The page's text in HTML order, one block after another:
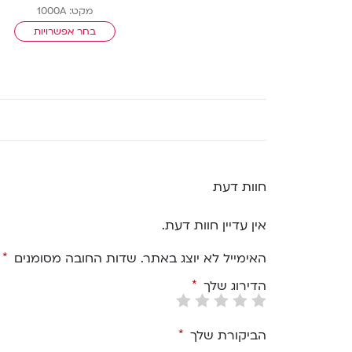
מקט: 1000A
בחר אפשרויות
חוות דעת
אין עדיין חוות דעת.
האימייל לא יוצג באתר. שדות החובה מסומנים *
הדירוג שלך *
הביקורת שלך *